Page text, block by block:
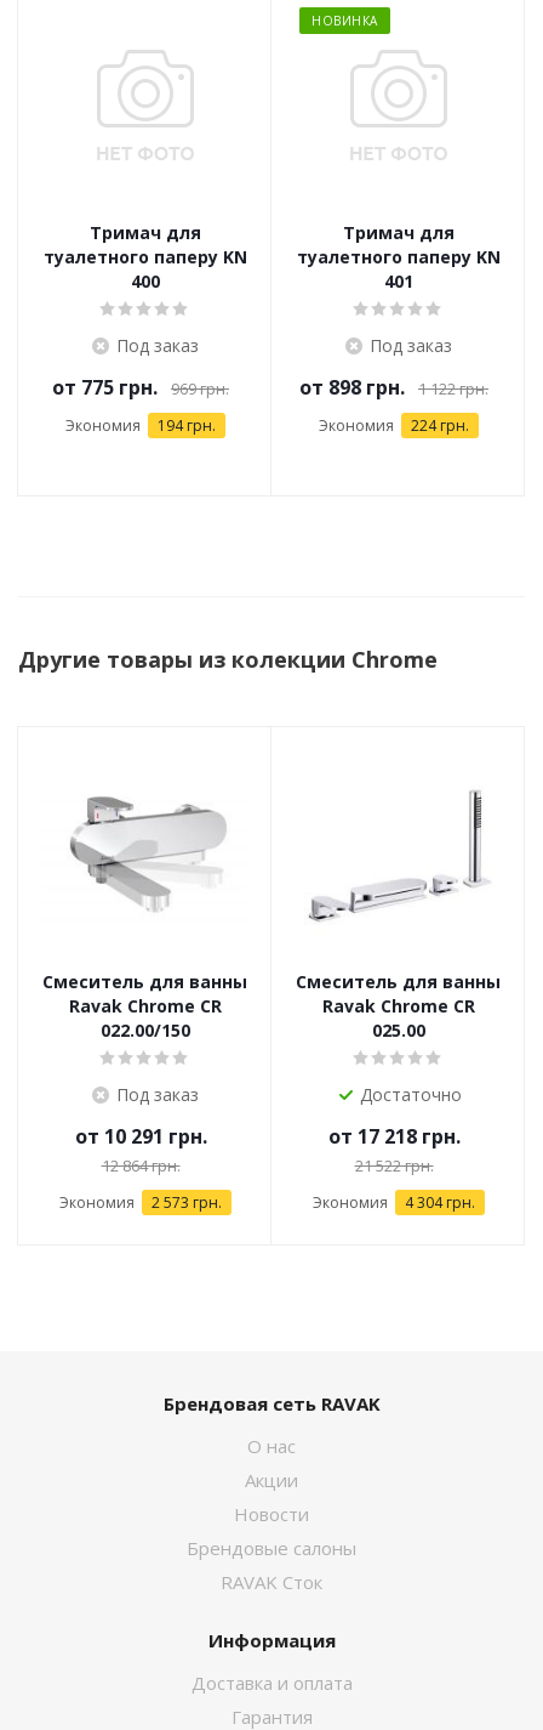
Тримач для
туалетного паперу KN
400
Под заказ
от 775 грн. 969 грн.
Экономия 194 грн.
НОВИНКА
Тримач для
туалетного паперу KN
401
Под заказ
от 898 грн. 1 122 грн.
Экономия 224 грн.
Другие товары из колекции Chrome
Смеситель для ванны
Ravak Chrome CR
022.00/150
Под заказ
от 10 291 грн.
12 864 грн.
Экономия 2 573 грн.
Смеситель для ванны
Ravak Chrome CR
025.00
Достаточно
от 17 218 грн.
21 522 грн.
Экономия 4 304 грн.
Брендовая сеть RAVAK
О нас
Акции
Новости
Брендовые салоны
RAVAK Сток
Информация
Доставка и оплата
Гарантия